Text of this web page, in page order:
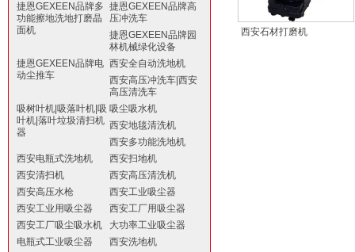
捷恩GEXEEN品牌多
功能擦地洗地打磨晶
面机
捷恩GEXEEN品牌高
压冲洗车
捷恩GEXEEN品牌园
林机械绿化设备
捷恩GEXEEN品牌电
动尘推车
西安全自动洗地机
西安高压冲洗车|西安
高压清洗车
吸树叶机|吸落叶机|吸
叶机|落叶垃圾清扫机
器
吸尘吸水机
西安地毯清洗机
西安多功能洗地机
西安电瓶式洗地机
西安扫地机
西安清扫机
西安高压清洗机
西安高压水枪
西安工业吸尘器
西安工业用吸尘器
西安工厂用吸尘器
西安工厂吸尘吸水机
大功率工业吸尘器
电瓶式工业吸尘器
西安洗地机
西安石材打磨机